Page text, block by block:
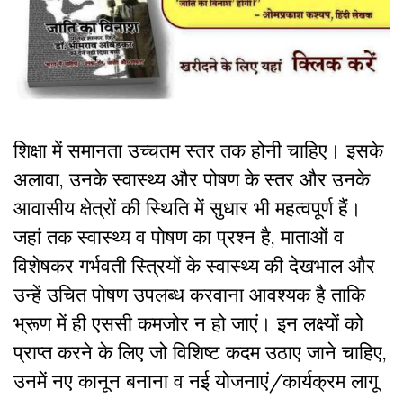
शिक्षा में समानता उच्चतम स्तर तक होनी चाहिए। इसके
अलावा, उनके स्वास्थ्य और पोषण के स्तर और उनके
आवासीय क्षेत्रों की स्थिति में सुधार भी महत्वपूर्ण हैं।
जहां तक स्वास्थ्य व पोषण का प्रश्न है, माताओं व
विशेषकर गर्भवती स्त्रियों के स्वास्थ्य की देखभाल और
उन्हें उचित पोषण उपलब्ध करवाना आवश्यक है ताकि
भ्रूण में ही एससी कमजोर न हो जाएं। इन लक्ष्यों को
प्राप्त करने के लिए जो विशिष्ट कदम उठाए जाने चाहिए,
उनमें नए कानून बनाना व नई योजनाएं/कार्यक्रम लागू